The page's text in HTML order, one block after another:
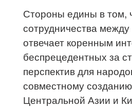
Стороны едины в том,
сотрудничества
отвечает коренным
беспрецедентных за
перспектив для
совместному
Центральной Азии и